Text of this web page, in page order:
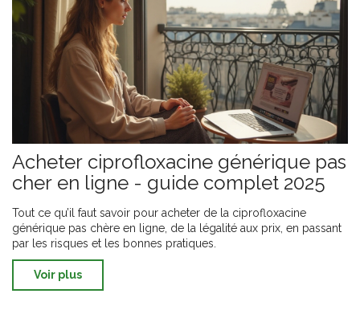
Acheter ciprofloxacine générique pas
cher en ligne - guide complet 2025
Tout ce qu’il faut savoir pour acheter de la ciprofloxacine
générique pas chère en ligne, de la légalité aux prix, en passant
par les risques et les bonnes pratiques.
Voir plus